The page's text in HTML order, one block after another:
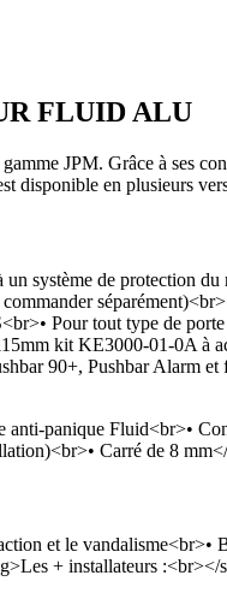
FLUID ALU
JPM. Grâce à ses
disponible en plusieurs
système de protection
Pour tout type de
kit KE3000-01-0A
90+, Pushbar Alarm
panique Fluid<br>•
Carré de 8
et le
+ installateurs :<br></